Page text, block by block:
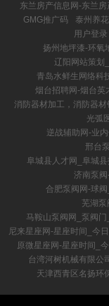
东兰房产信息网-东兰
GMG推广码
泰州养
用户登
扬州地坪漆-环氧
辽阳网站策划
青岛水鲜生网络科
烟台招聘网-烟台英
消防器材加工，消防器
光弧
逆战辅助网-业
邢台
阜城县人才网_阜城
济南泵
合肥泵阀网-球
芜湖泵
马鞍山泵阀网_泵阀
尼来星座网-星座时间_今
原微星座网-星座时间_
台湾河树机械有限公
天津西青区名扬环